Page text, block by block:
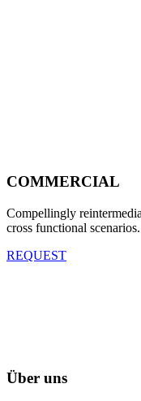
COMMERCIAL
Compellingly
cross functional scenarios.
REQUEST
Über uns